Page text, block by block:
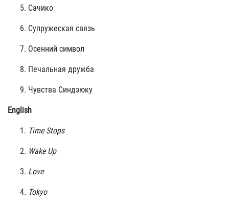
Сачико
Супружеская связь
Осенний символ
Печальная дружба
Чувства Синдзюку
English
Time Stops
Wake Up
Love
Tokyo